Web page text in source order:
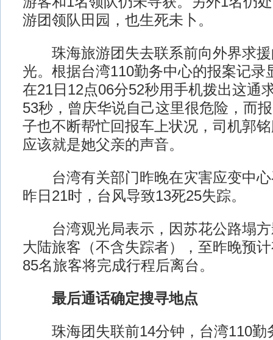
游团领队田园，也生死未卜。
珠海旅游团失去联系前向外界求援
光。根据台湾110勤务中心的报案记录
在21日12点06分52秒用手机拨出这通
53秒，曾庆华说自己这里很危险，而
子也不断帮忙回报车上状况，司机郭
应该就是她父亲的声音。
台湾有关部门昨晚在灾害应变中心
昨日21时，台风导致13死25失踪。
台湾观光局表示，因苏花公路塌方
大陆旅客（不含失踪者），至昨晚预
85名旅客将完成行程后离台。
最后通话确定搜寻地点
珠海团失联前14分钟，台湾110勤